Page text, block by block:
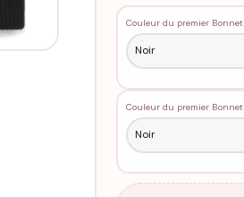
Couleur du premier Bonnet
Couleur du premier Bonnet